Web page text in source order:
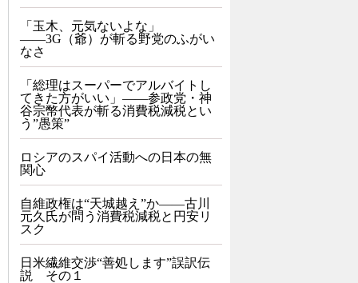
「玉木、元気ないよな」
――3G（爺）が斬る野党のふがい
なさ
「総理はスーパーでアルバイトし
てきた方がいい」――参政党・神
谷宗幣代表が斬る消費税減税とい
う”愚策”
ロシアのスパイ活動への日本の無
関心
自維政権は“天城越え”か――古川
元久氏が問う消費税減税と円安リ
スク
日米繊維交渉“善処します”誤訳伝
説 その１